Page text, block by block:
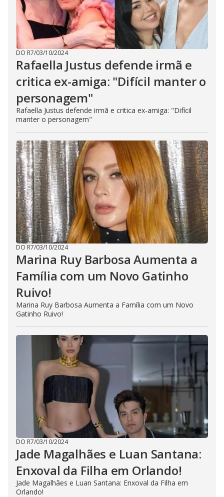
DO R7/03/10/2024
Rafaella Justus defende irmã e
critica ex-amiga: "Difícil manter o
personagem"
Rafaella Justus defende irmã e critica ex-amiga: "Difícil
manter o personagem"
DO R7/03/10/2024
Marina Ruy Barbosa Aumenta a
Família com um Novo Gatinho
Ruivo!
Marina Ruy Barbosa Aumenta a Família com um Novo
Gatinho Ruivo!
DO R7/03/10/2024
Jade Magalhães e Luan Santana:
Enxoval da Filha em Orlando!
Jade Magalhães e Luan Santana: Enxoval da Filha em
Orlando!